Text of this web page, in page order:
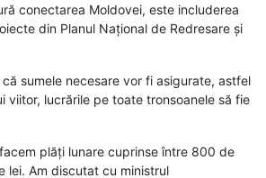
conectarea Moldovei, este includerea
din Planul Național de Redresare și
sumele necesare vor fi asigurate, astfel
viitor, lucrările pe toate tronsoanele să fie
plăți lunare cuprinse între 800 de
lei. Am discutat cu ministrul